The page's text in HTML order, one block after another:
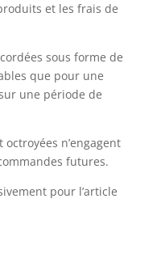
et les frais de
sous forme de
que pour une
une période de
n’engagent
futures.
pour l’article